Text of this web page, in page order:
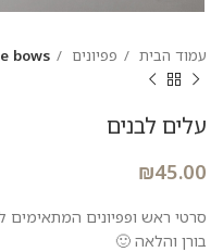
עמוד הבית פפיונים bows
עלים לבנים
₪45.00
סרטי ראש ופפיונים המתאימים
בורן והלאה 🙂